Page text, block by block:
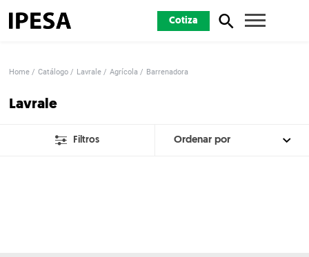
Cotiza
Home Catálogo Lavrale Agrícola Barrenadora
Lavrale
Filtros